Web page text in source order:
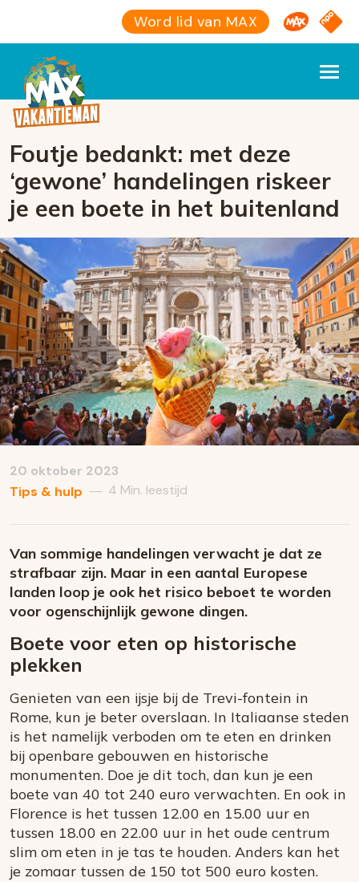
Word lid van MAX Omroep
NPO
Foutje bedankt: met deze
‘gewone’ handelingen riskeer
je een boete in het buitenland
20 oktober 2023
Tips & hulp — 4 Min. leestijd
Van sommige handelingen verwacht je dat ze
strafbaar zijn. Maar in een aantal Europese
landen loop je ook het risico beboet te worden
voor ogenschijnlijk gewone dingen.
Boete voor eten op historische
plekken
Genieten van een ijsje bij de Trevi-fontein in
Rome, kun je beter overslaan. In Italiaanse steden
is het namelijk verboden om te eten en drinken
bij openbare gebouwen en historische
monumenten. Doe je dit toch, dan kun je een
boete van 40 tot 240 euro verwachten. En ook in
Florence is het tussen 12.00 en 15.00 uur en
tussen 18.00 en 22.00 uur in het oude centrum
slim om eten in je tas te houden. Anders kan het
je zomaar tussen de 150 tot 500 euro kosten.